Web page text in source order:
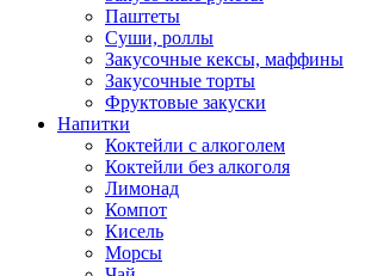
Паштеты
Суши, роллы
Закусочные кексы, маффины
Закусочные торты
Фруктовые закуски
Напитки
Коктейли с алкоголем
Коктейли без алкоголя
Лимонад
Компот
Кисель
Морсы